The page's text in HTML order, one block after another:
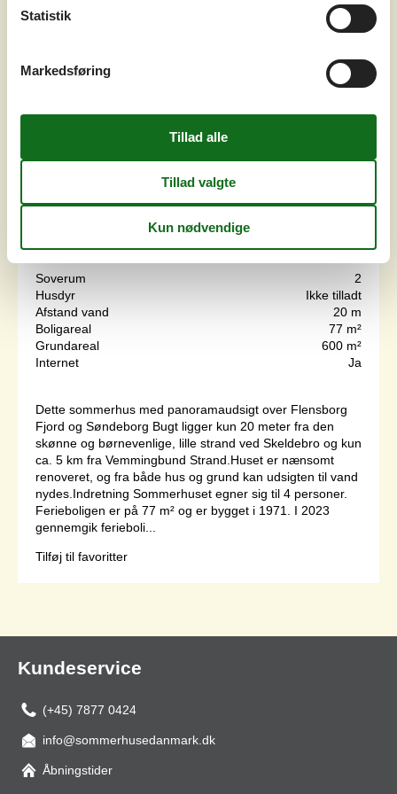
7 overnatninger
Fra DKK 4.480,-
Soverum
2
Husdyr
Ikke tilladt
Afstand vand
20 m
Boligareal
77 m²
Grundareal
600 m²
Internet
Ja
Dette sommerhus med panoramaudsigt over Flensborg
Fjord og Søndeborg Bugt ligger kun 20 meter fra den
skønne og børnevenlige, lille strand ved Skeldebro og kun
ca. 5 km fra Vemmingbund Strand.Huset er nænsomt
renoveret, og fra både hus og grund kan udsigten til vand
nydes.Indretning Sommerhuset egner sig til 4 personer.
Ferieboligen er på 77 m² og er bygget i 1971. I 2023
gennemgik ferieboli...
Tilføj til favoritter
Kundeservice
(+45) 7877 0424
info@sommerhusedanmark.dk
Åbningstider
Statistik
Markedsføring